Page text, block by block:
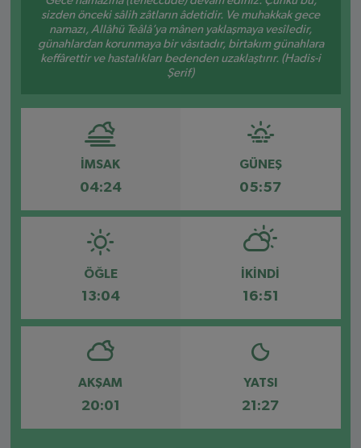
sizden önceki sâlih zâtların âdetidir. Ve muhakkak gece
namazı, Allâhü Teâlâ’ya mânen yaklaşmaya vesîledir,
günahlardan korunmaya bir vâsıtadır, birtakım günahlara
keffârettir ve hastalıkları bedenden uzaklaştırır. (Hadis-i
Şerif)
İMSAK
04:24
GÜNEŞ
05:57
ÖĞLE
13:04
İKINDI
16:51
AKŞAM
20:01
YATSI
21:27